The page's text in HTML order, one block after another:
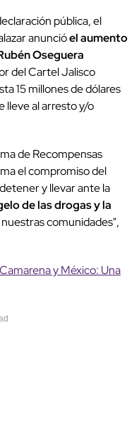
pública, el
anuncióel aumento
Oseguera
del Cartel Jalisco
15 millones de dólares
lleve al arresto y/o
de Recompensas
el compromiso del
y llevar ante la
de las drogas y la
comunidades",
y México: Una